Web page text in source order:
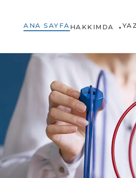
ANA SAYFA HAKKIMDA ▾